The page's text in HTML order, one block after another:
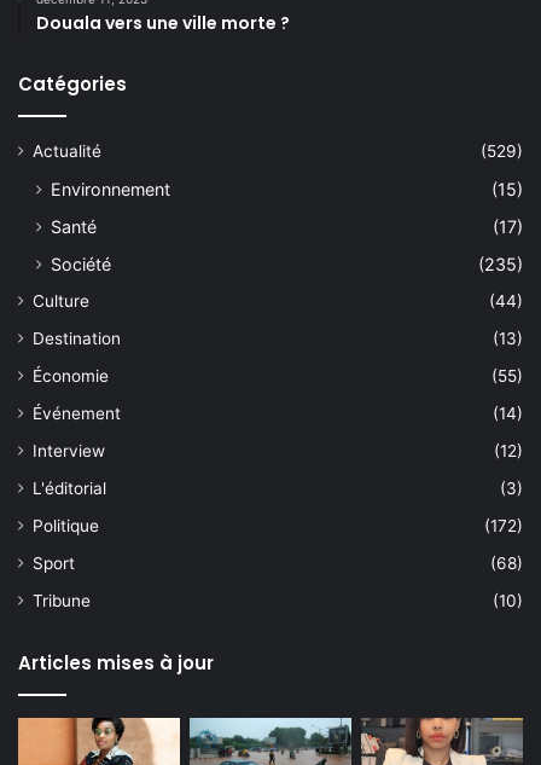
Douala vers une ville morte ?
Catégories
Actualité (529)
Environnement
(15)
Santé
(17)
Société
(235)
Culture
(44)
Destination
(13)
Économie
(55)
Événement
(14)
Interview
(12)
L'éditorial
(3)
Politique
(172)
Sport
(68)
Tribune
(10)
Articles mises à jour